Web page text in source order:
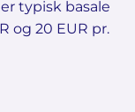
typisk basale
og 20 EUR pr.